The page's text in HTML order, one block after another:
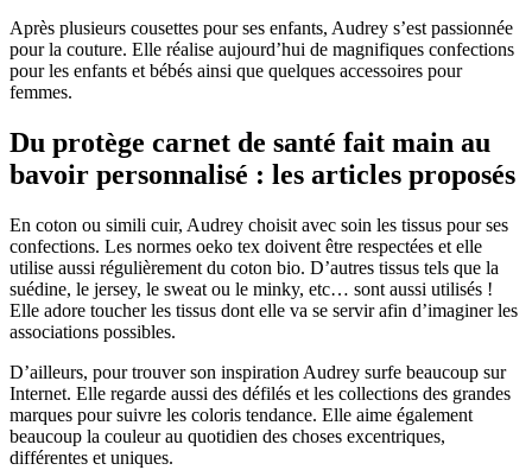
Après plusieurs cousettes pour ses enfants, Audrey s’est passionnée
pour la couture. Elle réalise aujourd’hui de magnifiques confections
pour les enfants et bébés ainsi que quelques accessoires pour
femmes.
Du protège carnet de santé fait main au
bavoir personnalisé : les articles proposés
En coton ou simili cuir, Audrey choisit avec soin les tissus pour ses
confections. Les normes oeko tex doivent être respectées et elle
utilise aussi régulièrement du coton bio. D’autres tissus tels que la
suédine, le jersey, le sweat ou le minky, etc… sont aussi utilisés !
Elle adore toucher les tissus dont elle va se servir afin d’imaginer les
associations possibles.
D’ailleurs, pour trouver son inspiration Audrey surfe beaucoup sur
Internet. Elle regarde aussi des défilés et les collections des grandes
marques pour suivre les coloris tendance. Elle aime également
beaucoup la couleur au quotidien des choses excentriques,
différentes et uniques.